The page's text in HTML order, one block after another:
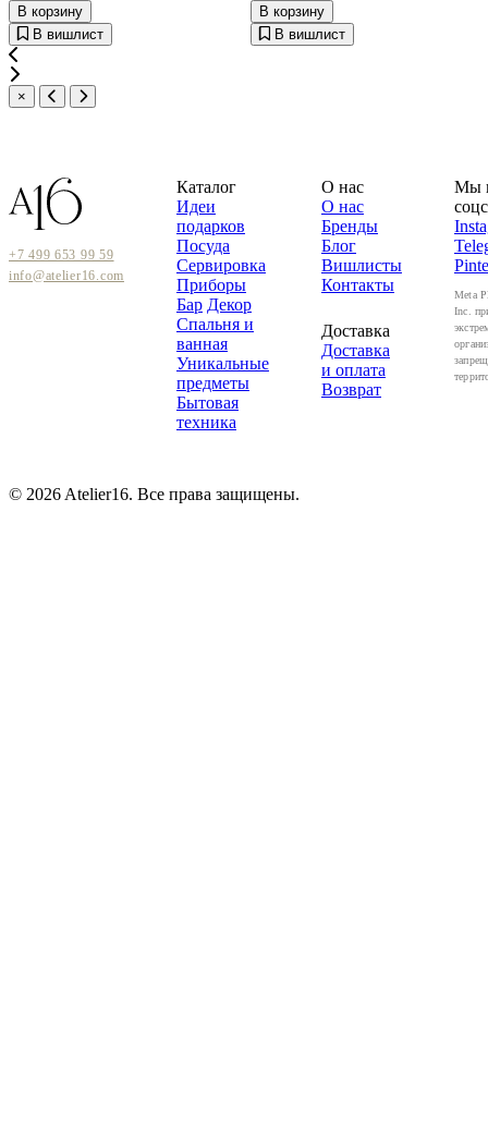
В корзину
В вишлист
В корзину
В вишлист
×
+7 499 653 99 59
info@atelier16.com
Каталог
Идеи
подарков
Посуда
Сервировка
Приборы
Бар Декор
Спальня и
ванная
Уникальные
предметы
Бытовая
техника
О нас
О нас
Бренды
Блог
Вишлисты
Контакты
Доставка
Доставка
и оплата
Возврат
Мы
Meta
Inc.
© 2026 Atelier16. Все права защищены.